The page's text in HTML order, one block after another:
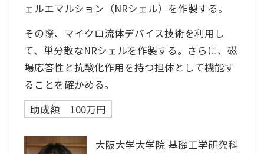
ェルエマルション（NRシェル）を作製する。
その際、マイクロ流体デバイス技術を利用し
て、単分散なNRシェルを作製する。さらに、磁
場応答性と抗酸化作用を持つ担体として機能す
ることを確かめる。
助成額 100万円
大阪大学大学院 基礎工学研究科